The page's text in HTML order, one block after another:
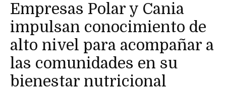
Empresas Polar y Cania
impulsan conocimiento de
alto nivel para acompañar a
las comunidades en su
bienestar nutricional